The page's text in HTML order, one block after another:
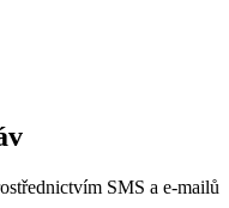
SMS a e-mailů